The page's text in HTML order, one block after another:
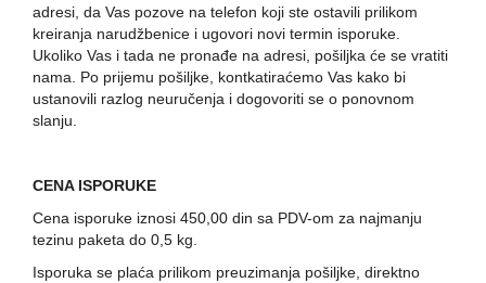
adresi, da Vas pozove na telefon koji ste ostavili prilikom
kreiranja narudžbenice i ugovori novi termin isporuke.
Ukoliko Vas i tada ne pronađe na adresi, pošiljka će se vratiti
nama. Po prijemu pošiljke, kontkatiraćemo Vas kako bi
ustanovili razlog neuručenja i dogovoriti se o ponovnom
slanju.
CENA ISPORUKE
Cena isporuke iznosi 450,00 din sa PDV-om za najmanju
tezinu paketa do 0,5 kg.
Isporuka se plaća prilikom preuzimanja pošiljke, direktno